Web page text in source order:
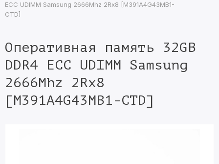
ECC UDIMM Samsung 2666Mhz 2Rx8 [M391A4G43MB1-
CTD]
Оперативная память 32GB
DDR4 ECC UDIMM Samsung
2666Mhz 2Rx8
[M391A4G43MB1-CTD]